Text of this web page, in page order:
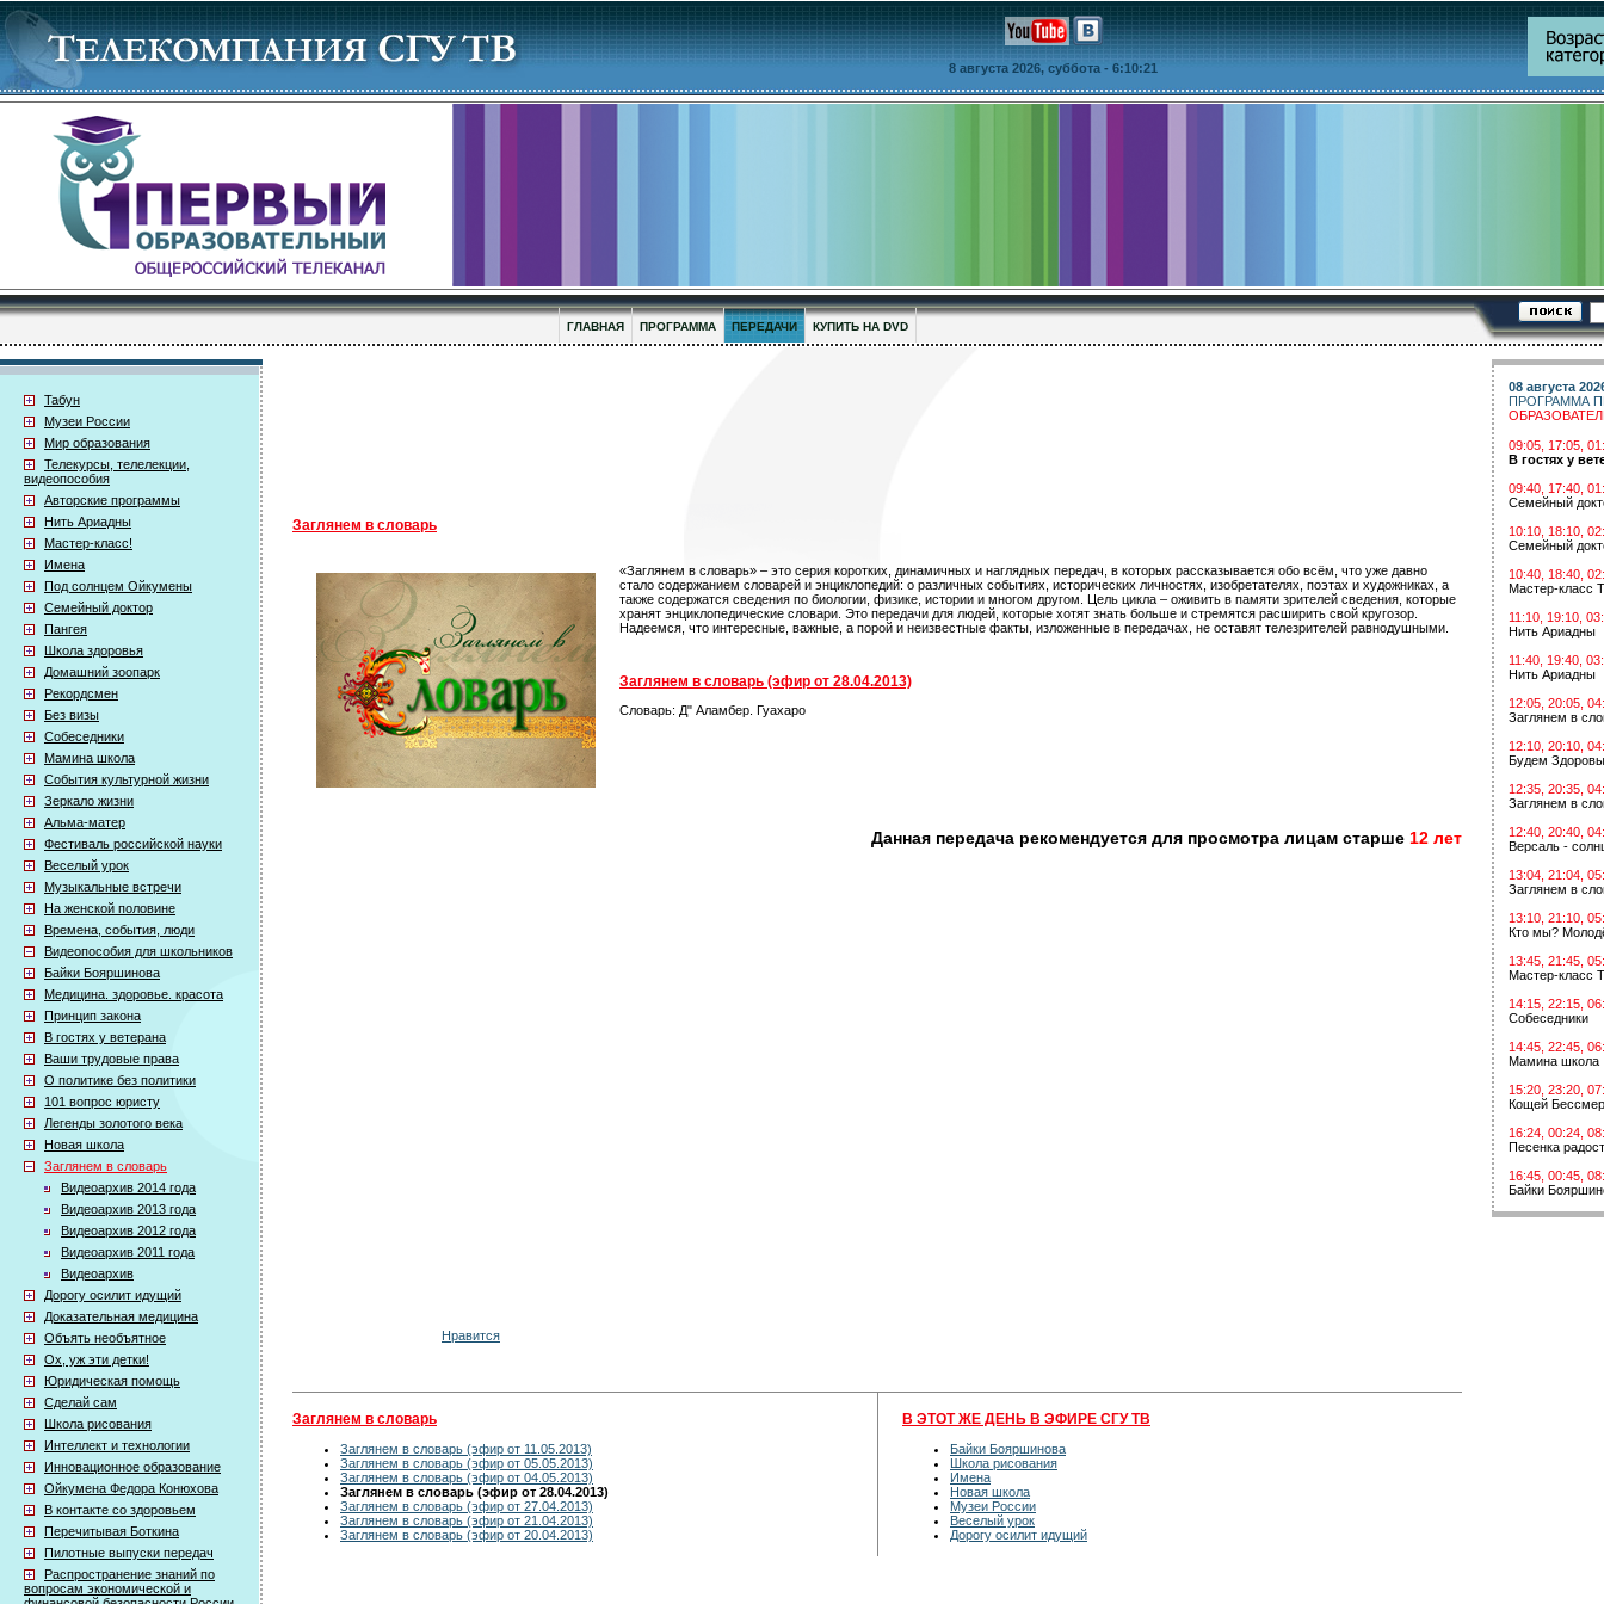
8 августа 2026, суббота - 6:10:21
ГЛАВНАЯ ПРОГРАММА ПЕРЕДАЧИ КУПИТЬ НА DVD
Табун
Музеи России
Мир образования
Телекурсы, телелекции,
видеопособия
Авторские программы
Нить Ариадны
Мастер-класс!
Имена
Под солнцем Ойкумены
Семейный доктор
Пангея
Школа здоровья
Домашний зоопарк
Рекордсмен
Без визы
Собеседники
Мамина школа
События культурной жизни
Зеркало жизни
Альма-матер
Фестиваль российской науки
Веселый урок
Музыкальные встречи
На женской половине
Времена, события, люди
Видеопособия для школьников
Байки Бояршинова
Медицина. здоровье. красота
Принцип закона
В гостях у ветерана
Ваши трудовые права
О политике без политики
101 вопрос юристу
Легенды золотого века
Новая школа
Заглянем в словарь
Видеоархив 2014 года
Видеоархив 2013 года
Видеоархив 2012 года
Видеоархив 2011 года
Видеоархив
Дорогу осилит идущий
Доказательная медицина
Объять необъятное
Ох, уж эти детки!
Юридическая помощь
Сделай сам
Школа рисования
Интеллект и технологии
Инновационное образование
Ойкумена Федора Конюхова
В контакте со здоровьем
Перечитывая Боткина
Пилотные выпуски передач
Распространение знаний по
вопросам экономической и
Заглянем в словарь
«Заглянем в словарь» – это серия коротких, динамичных и наглядных передач, в которых рассказывается обо всём, что уже давно
стало содержанием словарей и энциклопедий: о различных событиях, исторических личностях, изобретателях, поэтах и художниках, а
также содержатся сведения по биологии, физике, истории и многом другом. Цель цикла – оживить в памяти зрителей сведения, которые
хранят энциклопедические словари. Это передачи для людей, которые хотят знать больше и стремятся расширить свой кругозор.
Надеемся, что интересные, важные, а порой и неизвестные факты, изложенные в передачах, не оставят телезрителей равнодушными.
Заглянем в словарь (эфир от 28.04.2013)
Словарь: Д" Аламбер. Гуахаро
Данная передача рекомендуется для просмотра лицам старше 12 лет
Нравится
Заглянем в словарь
Заглянем в словарь (эфир от 11.05.2013)
Заглянем в словарь (эфир от 05.05.2013)
Заглянем в словарь (эфир от 04.05.2013)
Заглянем в словарь (эфир от 28.04.2013)
Заглянем в словарь (эфир от 27.04.2013)
Заглянем в словарь (эфир от 21.04.2013)
Заглянем в словарь (эфир от 20.04.2013)
В ЭТОТ ЖЕ ДЕНЬ В ЭФИРЕ СГУ ТВ
Байки Бояршинова
Школа рисования
Имена
Новая школа
Музеи России
Веселый урок
Дорогу осилит идущий
08 августа
ПРОГРАММА
09:05, 17:05,
В гостях у
09:40, 17:40,
Семейный
10:10, 18:10,
Семейный
10:40, 18:40,
Мастер-класс
11:10, 19:10,
Нить Ариадны
11:40, 19:40,
Нить Ариадны
12:05, 20:05,
Заглянем в
12:10, 20:10,
Будем
12:35, 20:35,
Заглянем в
12:40, 20:40,
Версаль -
13:04, 21:04,
Заглянем в
13:10, 21:10,
Кто мы?
13:45, 21:45,
Мастер-класс
14:15, 22:15,
Собеседники
14:45, 22:45,
Мамина школа
15:20, 23:20,
Кощей
16:24, 00:24,
Песенка
16:45, 00:45,
Байки